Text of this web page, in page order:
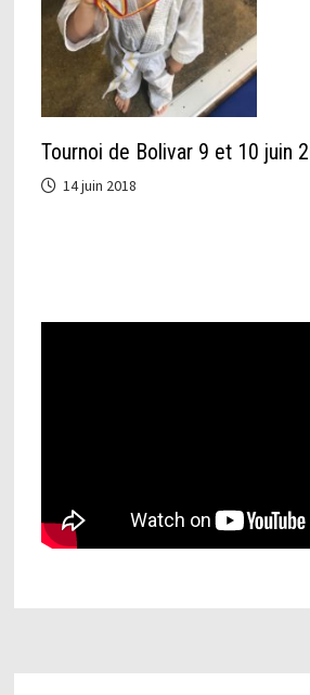
Tournoi de Bolivar 9 et 10 juin
14 juin 2018